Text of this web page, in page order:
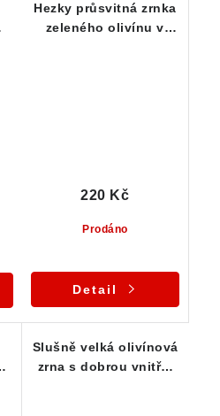
Hezky průsvitná zrnka
zeleného olivínu v
Prodáno
220 Kč
Detail
Slušně velká olivínová
zrna s dobrou vnitřní